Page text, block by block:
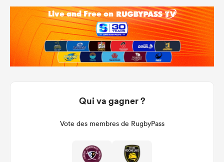
Qui va gagner ?
Vote des membres de RugbyPass